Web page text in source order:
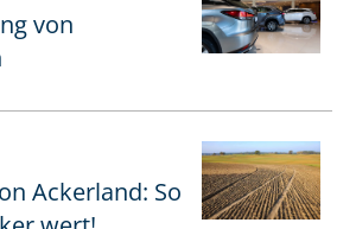
von
Ackerland: So